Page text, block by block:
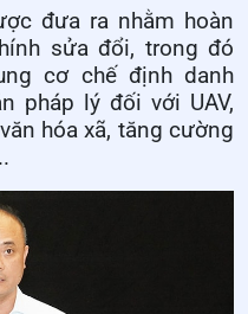
đưa ra nhằm hoàn
sửa đổi, trong đó
cơ chế định danh
pháp lý đối với UAV,
hóa xã, tăng cường